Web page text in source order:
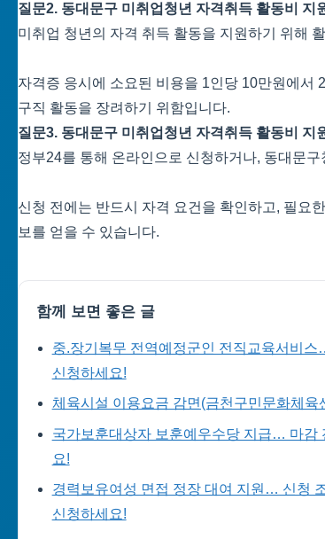
질문2. 동대문구 미취업청년 자격취득 활동비 지
미취업 청년의 자격 취득 활동을 지원하기 위해
자격증 응시에 소요된 비용을 1인당 10만원에서
구직 활동을 장려하기 위함입니다.
질문3. 동대문구 미취업청년 자격취득 활동비 지
정부24를 통해 온라인으로 신청하거나, 동대문
신청 전에는 반드시 자격 요건을 확인하고, 필요
보를 얻을 수 있습니다.
함께 보면 좋은 글
중.장기복무 전역예정군인 전직교육서비
신청하세요!
체육시설 이용요금 감면(금천구민문화체
국가보훈대상자 보훈예우수당 지급… 마감
요!
경력보유여성 면접 정장 대여 지원… 신청
신청하세요!